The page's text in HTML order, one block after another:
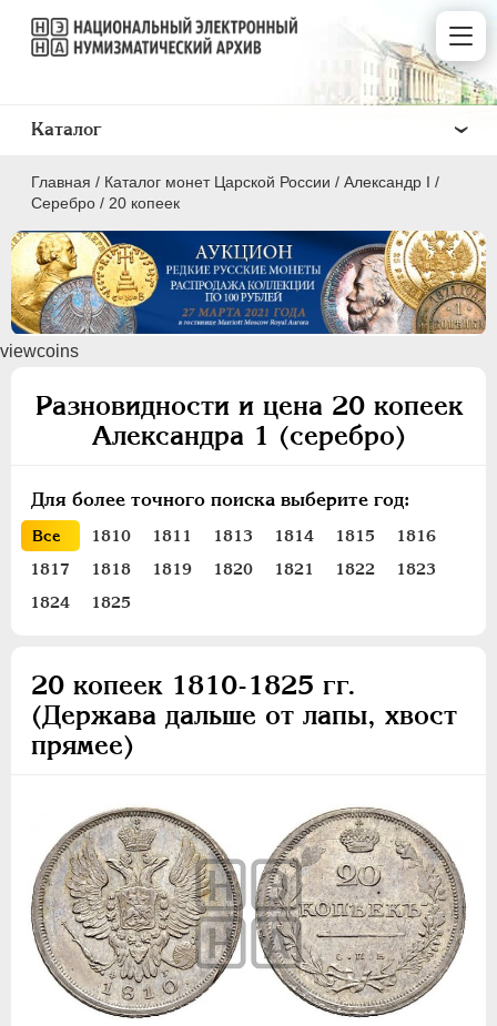
Главная / Каталог монет Царской России / Александр I /
Серебро / 20 копеек
viewcoins
Разновидности и цена 20 копеек
Александра 1 (серебро)
Для более точного поиска выберите год:
Все 1810 1811 1813 1814 1815
1816
1817
1818 1819 1820 1821 1822
1823
1824
1825
20 копеек 1810-1825 гг.
(Держава дальше от лапы, хвост
прямее)
Каталог
ПEТР I 1699 - 1725
ЕКАТЕРИНА I
АННА ИОАННОВНА 1730-1740
ИОАНН АНТОНОВИЧ 1740-1741
ПЕТР III 1762-1762
ЕКАТЕРИНА II
1762-1796
ПАВЕЛ I 1796-1801
АЛЕКСАНДР I
Серебро
1 рубль
Полтина
20 копеек
10 копеек
5 копеек
Медь
Пробные и новодельные
Для Грузии
Для Польши